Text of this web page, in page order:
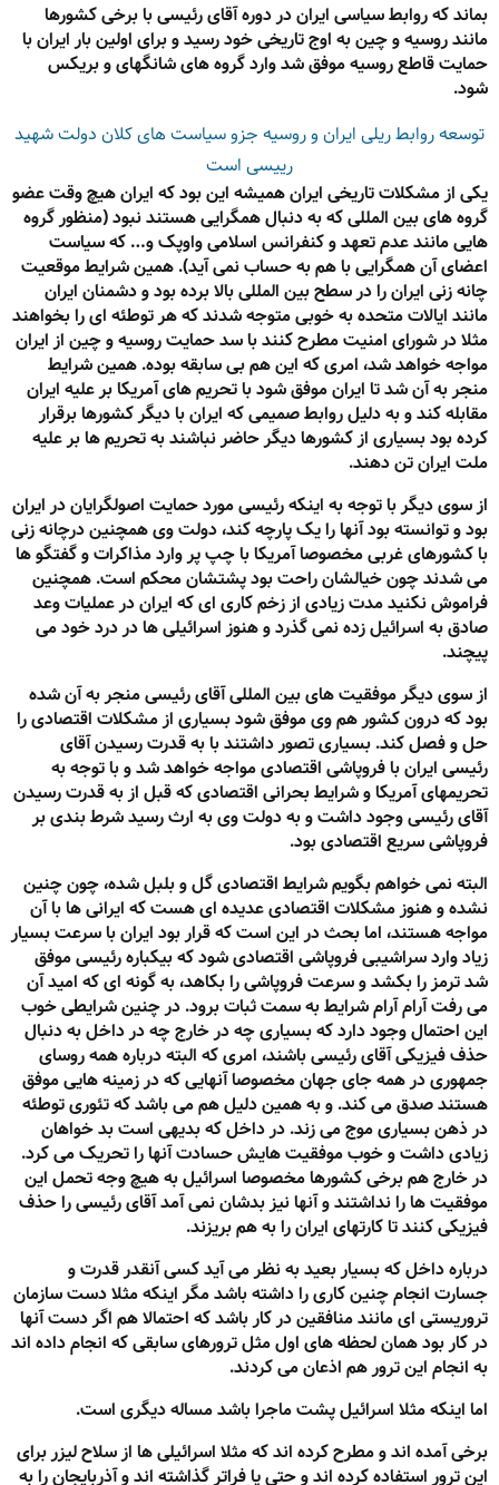
بماند که روابط سیاسی ایران در دوره آقای رئیسی با برخی کشورها
مانند روسیه و چین به اوج تاریخی خود رسید و برای اولین بار ایران با
حمایت قاطع روسیه موفق شد وارد گروه های شانگهای و بریکس
شود.
توسعه روابط ریلی ایران و روسیه جزو سیاست های کلان دولت شهید
رییسی است
یکی از مشکلات تاریخی ایران همیشه این بود که ایران هیچ وقت عضو
گروه های بین المللی که به دنبال همگرایی هستند نبود (منظور گروه
هایی مانند عدم تعهد و کنفرانس اسلامی واوپک و… که سیاست
اعضای آن همگرایی با هم به حساب نمی آید). همین شرایط موقعیت
چانه زنی ایران را در سطح بین المللی بالا برده بود و دشمنان ایران
مانند ایالات متحده به خوبی متوجه شدند که هر توطئه ای را بخواهند
مثلا در شورای امنیت مطرح کنند با سد حمایت روسیه و چین از ایران
مواجه خواهد شد، امری که این هم بی سابقه بوده. همین شرایط
منجر به آن شد تا ایران موفق شود با تحریم های آمریکا بر علیه ایران
مقابله کند و به دلیل روابط صمیمی که ایران با دیگر کشورها برقرار
کرده بود بسیاری از کشورها دیگر حاضر نباشند به تحریم ها بر علیه
ملت ایران تن دهند.
از سوی دیگر با توجه به اینکه رئیسی مورد حمایت اصولگرایان در ایران
بود و توانسته بود آنها را یک پارچه کند، دولت وی همچنین درچانه زنی
با کشورهای غربی مخصوصا آمریکا با چپ پر وارد مذاکرات و گفتگو ها
می شدند چون خیالشان راحت بود پشتشان محکم است. همچنین
فراموش نکنید مدت زیادی از زخم کاری ای که ایران در عملیات وعد
صادق به اسرائیل زده نمی گذرد و هنوز اسرائیلی ها در درد خود می
پیچند.
از سوی دیگر موفقیت های بین المللی آقای رئیسی منجر به آن شده
بود که درون کشور هم وی موفق شود بسیاری از مشکلات اقتصادی را
حل و فصل کند. بسیاری تصور داشتند با به قدرت رسیدن آقای
رئیسی ایران با فروپاشی اقتصادی مواجه خواهد شد و با توجه به
تحریمهای آمریکا و شرایط بحرانی اقتصادی که قبل از به قدرت رسیدن
آقای رئیسی وجود داشت و به دولت وی به ارث رسید شرط بندی بر
فروپاشی سریع اقتصادی بود.
البته نمی خواهم بگویم شرایط اقتصادی گل و بلبل شده، چون چنین
نشده و هنوز مشکلات اقتصادی عدیده ای هست که ایرانی ها با آن
مواجه هستند، اما بحث در این است که قرار بود ایران با سرعت بسیار
زیاد وارد سراشیبی فروپاشی اقتصادی شود که بیکباره رئیسی موفق
شد ترمز را بکشد و سرعت فروپاشی را بکاهد، به گونه ای که امید آن
می رفت آرام آرام شرایط به سمت ثبات برود. در چنین شرایطی خوب
این احتمال وجود دارد که بسیاری چه در خارج چه در داخل به دنبال
حذف فیزیکی آقای رئیسی باشند، امری که البته درباره همه روسای
جمهوری در همه جای جهان مخصوصا آنهایی که در زمینه هایی موفق
هستند صدق می کند. و به همین دلیل هم می باشد که تئوری توطئه
در ذهن بسیاری موج می زند. در داخل که بدیهی است بد خواهان
زیادی داشت و خوب موفقیت هایش حسادت آنها را تحریک می کرد.
در خارج هم برخی کشورها مخصوصا اسرائیل به هیچ وجه تحمل این
موفقیت ها را نداشتند و آنها نیز بدشان نمی آمد آقای رئیسی را حذف
فیزیکی کنند تا کارتهای ایران را به هم بریزند.
درباره داخل که بسیار بعید به نظر می آید کسی آنقدر قدرت و
جسارت انجام چنین کاری را داشته باشد مگر اینکه مثلا دست سازمان
تروریستی ای مانند منافقین در کار باشد که احتمالا هم اگر دست آنها
در کار بود همان لحظه های اول مثل ترورهای سابقی که انجام داده اند
به انجام این ترور هم اذعان می کردند.
اما اینکه مثلا اسرائیل پشت ماجرا باشد مساله دیگری است.
برخی آمده اند و مطرح کرده اند که مثلا اسرائیلی ها از سلاح لیزر برای
این ترور استفاده کرده اند و حتی پا فراتر گذاشته اند و آذربایجان را به